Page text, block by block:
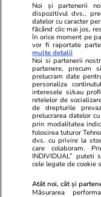
Lifestyle
480 de lei
mâncare
inclusiv vin și
mai ieftin
Europa
Lifestyle
Cum se face
Noi și partenerii
dispozitivul dvs.,
datelor cu caracter
făcând clic mai jos,
în orice moment pe
vor fi raportate
multe detalii
Noi si partenerii
partenere, precum
prelucram date
personaliza
interesele si/sau
retelelor de
de drepturile
prelucrarea datelor
prin modalitatea
folosirea tuturor
dvs. cu privire la
care colaboram.
INDIVIDUAL”
cele legate de cookie
Atât noi, cât și
Măsurarea